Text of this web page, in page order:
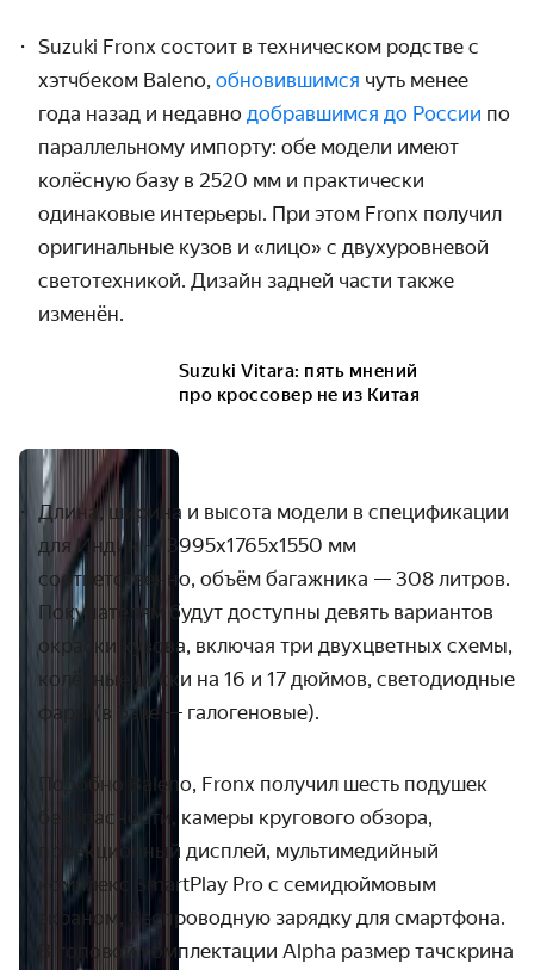
Suzuki Fronx состоит в техническом родстве c
хэтчбеком Baleno, обновившимся чуть менее
года назад и недавно добравшимся до России по
параллельному импорту: обе модели имеют
колёсную базу в 2520 мм и практически
одинаковые интерьеры. При этом Fronx получил
оригинальные кузов и «лицо» с двухуровневой
светотехникой. Дизайн задней части также
изменён.
Suzuki Vitara: пять мнений
про кроссовер не из Китая
Длина, ширина и высота модели в спецификации
для Индии — 3995x1765x1550 мм
соответственно, объём багажника — 308 литров.
Покупателям будут доступны девять вариантов
окраски кузова, включая три двухцветных схемы,
колёсные диски на 16 и 17 дюймов, светодиодные
фары (в базе — галогеновые).
Подобно Baleno, Fronx получил шесть подушек
безопасности, камеры кругового обзора,
проекционный дисплей, мультимедийный
комплекс SmartPlay Pro с семидюймовым
экраном, беспроводную зарядку для смартфона.
В топовой комплектации Alpha размер тачскрина